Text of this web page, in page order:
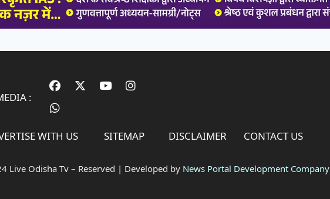
:
WITH US SITEMAP DISCLAIMER CONTACT US
Live Odisha Tv – Reserved | Developed by News Portal Development Company